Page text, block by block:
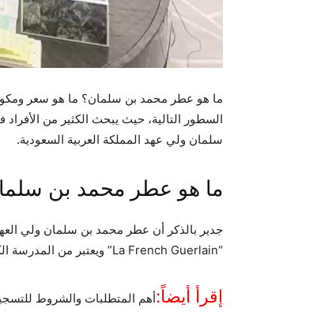
ما هو عطر محمد بن سلمان؟ ما هو سعر
السطور التالية، حيث يبحث الكثير من
سلمان ولي عهد المملكة العربية السعودية.
ما هو عطر محمد بن
جدير بالذكر أن عطر محمد بن سلمان ولي
“La French Guerlain” ويعتبر من المدرسة الكلاسيكية في عالم العطور.
إقرأ أيضاً: